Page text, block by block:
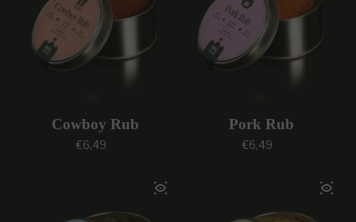
Cowboy Rub
Prezzo regolare
€6,49
Pork Rub
Prezzo regolare
€6,49